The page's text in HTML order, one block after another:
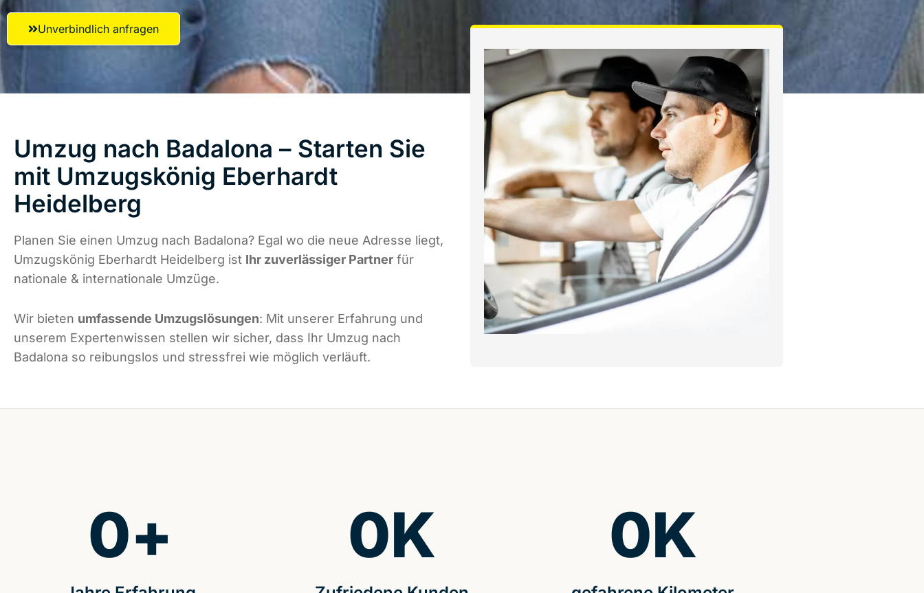
Unverbindlich anfragen
Umzug nach Badalona – Starten Sie
mit Umzugskönig Eberhardt
Heidelberg
Planen Sie einen Umzug nach Badalona? Egal wo die neue Adresse liegt,
Umzugskönig Eberhardt Heidelberg ist Ihr zuverlässiger Partner für
nationale & internationale Umzüge.
Wir bieten umfassende Umzugslösungen: Mit unserer Erfahrung und
unserem Expertenwissen stellen wir sicher, dass Ihr Umzug nach
Badalona so reibungslos und stressfrei wie möglich verläuft.
0+ 0K 0K